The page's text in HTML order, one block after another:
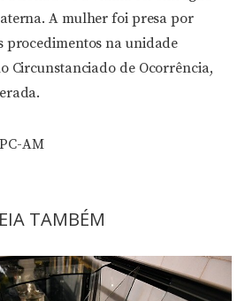
A mulher foi presa por
procedimentos na unidade
Circunstanciado de Ocorrência,
AM
TAMBÉM